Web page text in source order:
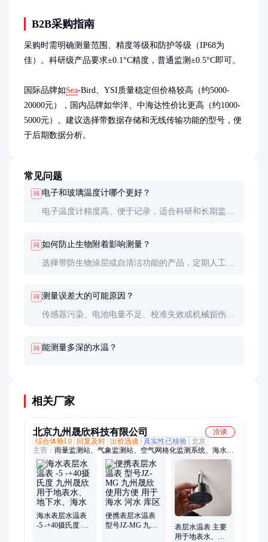
B2B采购指南
采购时需明确测量范围、精度等级和防护等级（IP68为
佳）。科研级产品要求±0.1°C精度，普通监测±0.5°C即可。
国际品牌如Sea-Bird、YSI质量稳定但价格较高（约5000-
20000元），国内品牌如华洋、中海达性价比更高（约1000-
5000元）。建议选择带数据存储和无线传输功能的型号，便
于后期数据分析。
常见问题
问 电子和玻璃温度计哪个更好？
电子温度计精度高、便于记录，适合科研和长期监
问 如何防止生物附着影响测量？
选择带防生物涂层或自清洁功能的产品，定期人工清
问 测量误差大的可能原因？
传感器污染、电池电量不足、校准失效或机械损伤都
问 能测量多深的水温？
相关厂家
北京九州晟欣科技有限公司
洽谈
综合体验L0
回复及时 出价迅速 真实性已核验 北京
主营： 雨量监测站、气象监测站、空气网格化监测系统、海水表
层水温表、土壤棵间蒸发器、明渠流速流量监测站、植物生长监
测系统、湿地水质监测系统、雷达水位雨量站、植被覆盖度测量
仪
海水表层水温表
-5 -+40摄氏度 九
便携表层水温表
型号JZ-MG 九州
表层水温表 主要
用于地表水、地